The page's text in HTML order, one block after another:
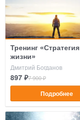
Тренинг «Стратегия
жизни»
Дмитрий Богданов
897 ₽7 900 ₽
Подробнее